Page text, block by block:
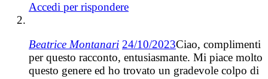
Accedi per rispondere
Beatrice Montanari 24/10/2023Ciao, complimenti
per questo racconto, entusiasmante. Mi piace molto
questo genere ed ho trovato un gradevole colpo di